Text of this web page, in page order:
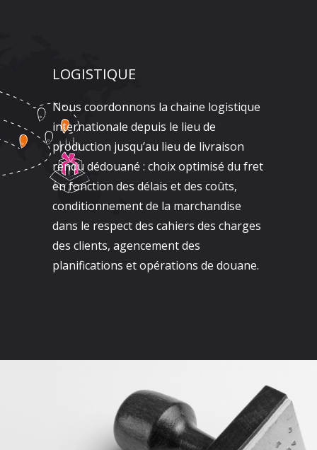
LOGISTIQUE
Nous coordonnons la chaine logistique
internationale depuis le lieu de
production jusqu’au lieu de livraison
rendu dédouané : choix optimisé du fret
en fonction des délais et des coûts,
conditionnement de la marchandise
dans le respect des cahiers des charges
des clients, agencement des
planifications et opérations de douane.